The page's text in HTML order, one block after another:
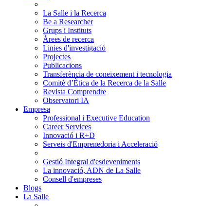
La Salle i la Recerca
Be a Researcher
Grups i Instituts
Àrees de recerca
Linies d'investigació
Projectes
Publicacions
Transferència de coneixement i tecnologia
Comitè d’Ètica de la Recerca de la Salle
Revista Comprendre
Observatori IA
Empresa
Professional i Executive Education
Career Services
Innovació i R+D
Serveis d'Emprenedoria i Acceleració
Gestió Integral d'esdeveniments
La innovació, ADN de La Salle
Consell d'empreses
Blogs
La Salle